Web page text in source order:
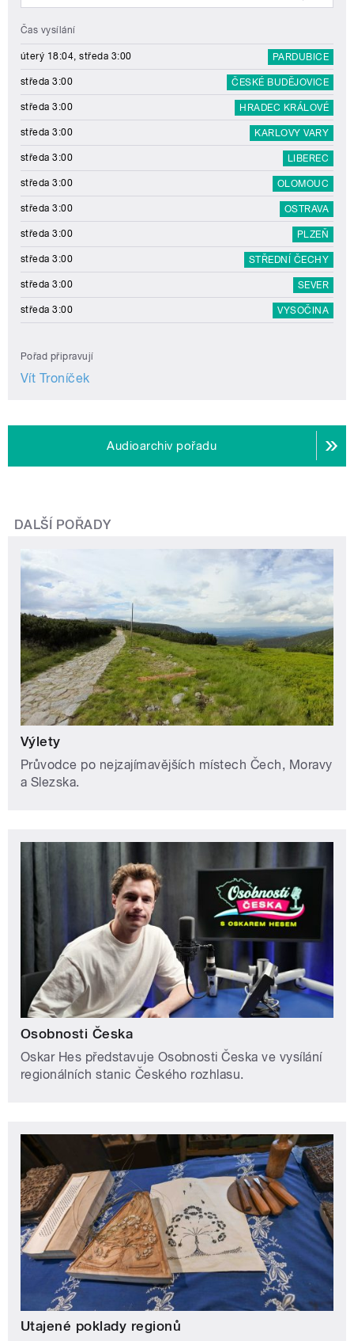
Čas vysílání
úterý 18:04, středa 3:00 PARDUBICE
středa 3:00 ČESKÉ BUDĚJOVICE
středa 3:00 HRADEC KRÁLOVÉ
středa 3:00 KARLOVY VARY
středa 3:00 LIBEREC
středa 3:00 OLOMOUC
středa 3:00 OSTRAVA
středa 3:00 PLZEŇ
středa 3:00 STŘEDNÍ ČECHY
středa 3:00 SEVER
středa 3:00 VYSOČINA
Pořad připravují
Vít Troníček
Audioarchiv pořadu
DALŠÍ POŘADY
Výlety
Průvodce po nejzajímavějších místech Čech, Moravy
a Slezska.
Osobnosti Česka
Oskar Hes představuje Osobnosti Česka ve vysílání
regionálních stanic Českého rozhlasu.
Utajené poklady regionů